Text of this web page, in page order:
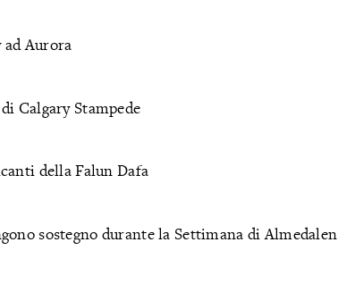
ad Aurora
Calgary Stampede
della Falun Dafa
sostegno durante la Settimana di Almedalen